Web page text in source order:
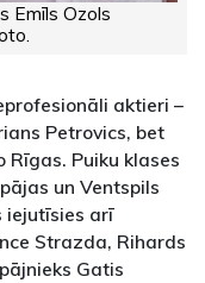
Emīls Ozols
aktieri –
Petrovics, bet
Rīgas. Puiku klases
un Ventspils
iejutīsies arī
Strazda, Rihards
Gatis